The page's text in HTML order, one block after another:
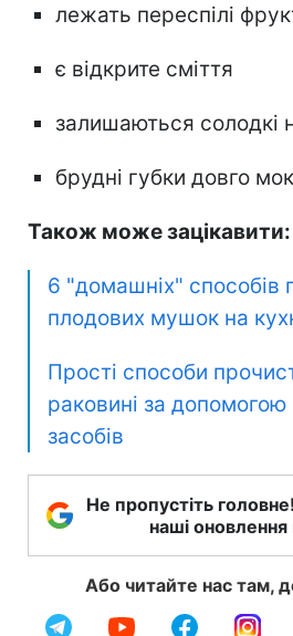
лежать переспілі
є відкрите сміття
залишаються солодкі
брудні губки довго
Також може зацікавити:
6 "домашніх" способів
плодових мушок на
Прості способи
раковині за допомогою
засобів
Не пропустіть
наші
Або читайте нас там,